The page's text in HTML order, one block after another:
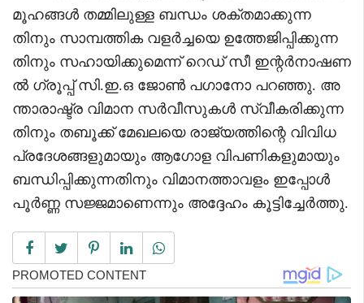
മൂഹങ്ങൾ തമ്മിലുള്ള ബന്ധം ശക്തമാക്കുന്ന
തിനും സാമ്പത്തിക വളർച്ചയെ ഉത്തേജിപ്പിക്കുന്ന
തിനും സഹായിക്കുമെന്ന് റെഡ് സീ ഇന്റർനാഷണ
ൽ ഗ്രൂപ്പ് സി.ഇ.ഒ ജോൺ പഗാനോ പറഞ്ഞു. അ
ന്താരാഷ്ട്ര വിമാന സർവീസുകൾ സ്വീകരിക്കുന്ന
തിനും തബൂക്ക് മേഖലയെ രാജ്യത്തിന്റെ വിവിധ
പ്രദേശങ്ങളുമായും ആഗോള വിപണികളുമായും
ബന്ധിപ്പിക്കുന്നതിനും വിമാനത്താവളം ഇപ്പോൾ
പൂർണ്ണ സജ്ജമാണെന്നും അദ്ദേഹം കൂട്ടിച്ചേർത്തു.